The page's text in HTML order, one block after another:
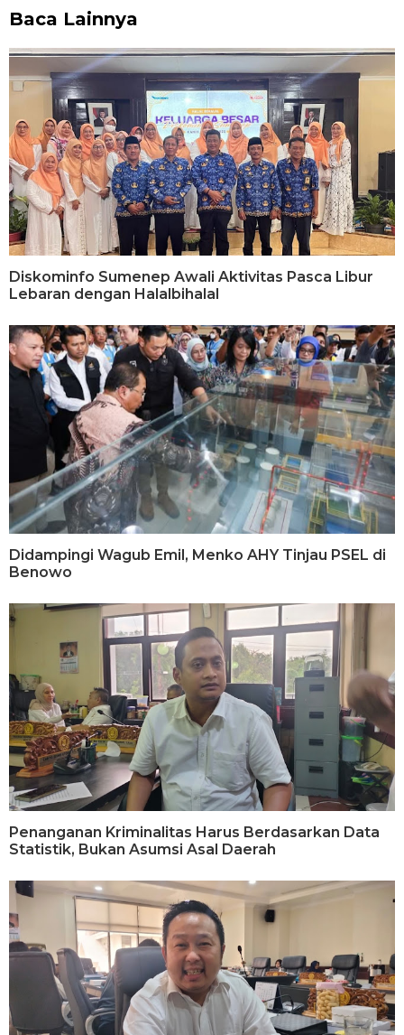
Baca Lainnya
Diskominfo Sumenep Awali Aktivitas Pasca Libur
Lebaran dengan Halalbihalal
Didampingi Wagub Emil, Menko AHY Tinjau PSEL di
Benowo
Penanganan Kriminalitas Harus Berdasarkan Data
Statistik, Bukan Asumsi Asal Daerah